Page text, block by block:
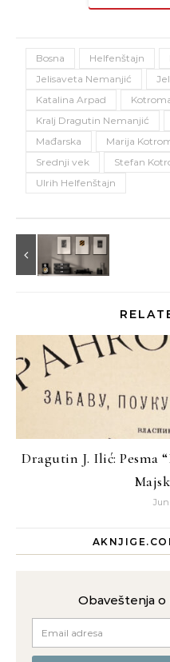
Bosna Helfenštajn
Jelisaveta Nemanjić
Katalina Arpad
Kralj Dragutin Nemanjić
Mađarska
Marija
Srednji vek
Stefan
Ulrih Helfenštajn
Dragutin J. Ilić: Pesma
Obaveštenja